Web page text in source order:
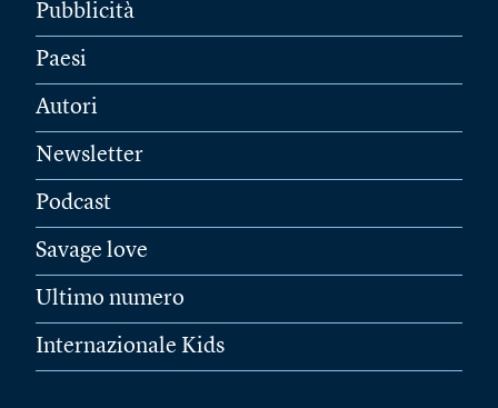
Pubblicità
Paesi
Autori
Newsletter
Podcast
Savage love
Ultimo numero
Internazionale Kids